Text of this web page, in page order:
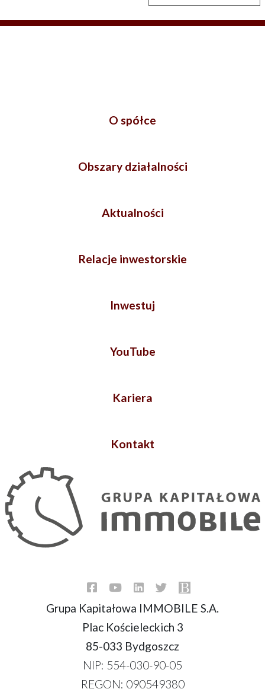
O spółce
Obszary działalności
Aktualności
Relacje inwestorskie
Inwestuj
YouTube
Kariera
Kontakt
Grupa Kapitałowa IMMOBILE S.A.
Plac Kościeleckich 3
85-033 Bydgoszcz
NIP: 554-030-90-05
REGON: 090549380